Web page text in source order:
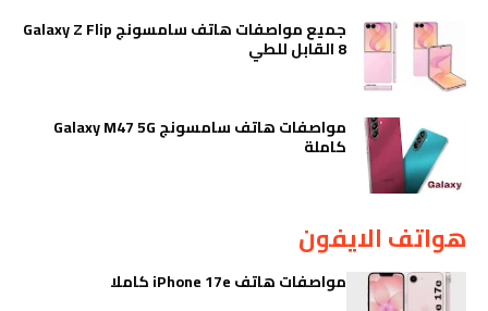
جميع مواصفات هاتف سامسونج Galaxy Z Flip
8 القابل للطي
مواصفات هاتف سامسونج Galaxy M47 5G
كاملة
هواتف الايفون
مواصفات هاتف iPhone 17e كاملا